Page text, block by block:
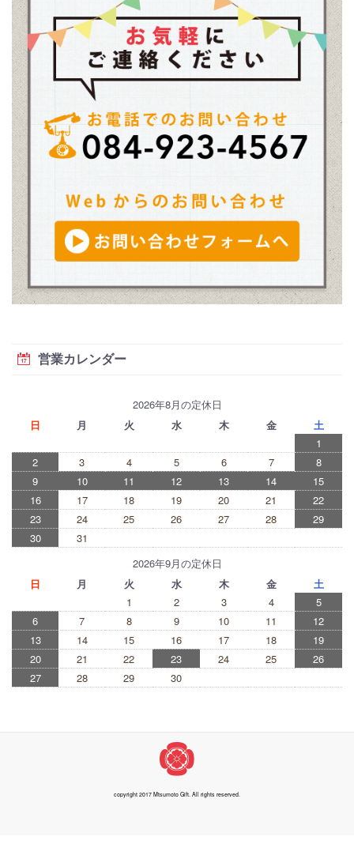
営業カレンダー
2026年8月の定休日
日
月 火 水 木 金
土
1
2
3 4 5 6 7
8
9
10 11 12 13 14
15
16
17 18 19 20 21
22
23
24 25 26 27 28
29
30
31
2026年9月の定休日
日
月 火 水 木 金
土
1
2 3 4
5
6
7 8 9 10 11
12
13
14 15 16 17 18
19
20
21 22 23 24 25
26
27
28 29 30
copyright 2017 Mtsumoto Gift. All rights reserved.